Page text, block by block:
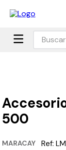
Buscar
500
MARACAY Ref: